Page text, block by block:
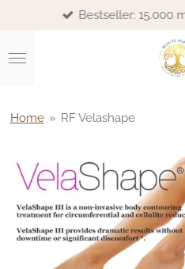
naar
de
Bestseller: 15.000
Home » RF Velashape